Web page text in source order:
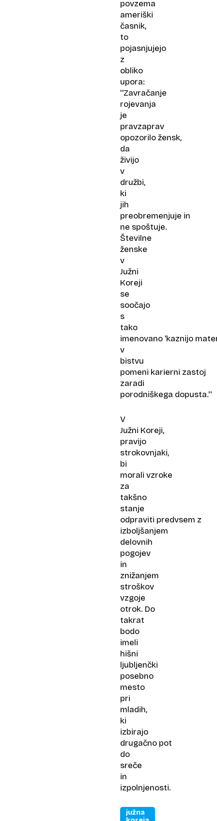
povzema
ameriški
časnik,
to
pojasnjujejo
z
obliko
upora:
''Zavračanje
rojevanja
je
pravzaprav
opozorilo žensk,
da
živijo
v
družbi,
ki
jih
preobremenjuje in
ne spoštuje.
Številne
ženske
v
Južni
Koreji
se
soočajo
s
tako
imenovano 'kaznijo
v
bistvu
pomeni karierni zastoj
zaradi
porodniškega dopusta.''
V
Južni Koreji,
pravijo
strokovnjaki,
bi
morali vzroke
za
takšno
stanje
odpraviti predvsem z
izboljšanjem
delovnih
pogojev
in
znižanjem
stroškov
vzgoje
otrok. Do
takrat
bodo
imeli
hišni
ljubljenčki
posebno
mesto
pri
mladih,
ki
izbirajo
drugačno pot
do
sreče
in
izpolnjenosti.
južna